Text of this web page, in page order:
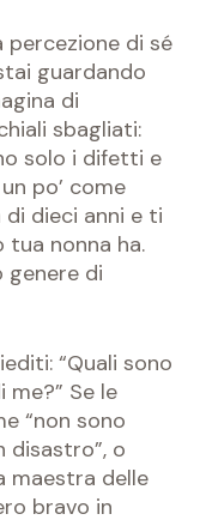
percezione di sé
guardando
di
sbagliati:
solo i difetti e
po’ come
dieci anni e ti
tua nonna ha.
genere di
“Quali sono
Se le
“non sono
disastro”, o
maestra delle
bravo in